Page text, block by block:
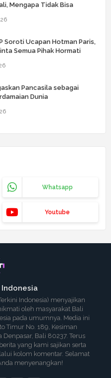
Mengapa Tidak Bisa
Soroti Ucapan Hotman Paris,
Semua Pihak Hormati
Pancasila sebagai
Dunia
Whatsapp
Youtube
Indonesia) menyajikan
oleh masyarakat Bali
pada umumnya. Media ini
Timur No. 189, Kesiman
Bali 80237. Terus
yang kami sajikan serta
kolom komentar. Selamat
menyenangkan!